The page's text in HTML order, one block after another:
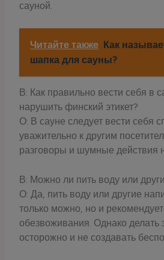
сауной.
Читайте также Как
шапка для сауны?
В: Как правильно вести себя в
нарушить финский этикет?
О: В сауне следует вести себя
уважительно к другим
разговоры и шумные действия
В: Можно ли пить воду или
О: Да, пить воду или другие
только можно, но и
обезвоживания. Однако делать
осторожно и не создавать